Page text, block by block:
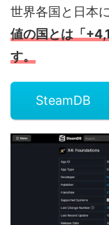
世界各国と日本
値の国とは「
す。
SteamDB